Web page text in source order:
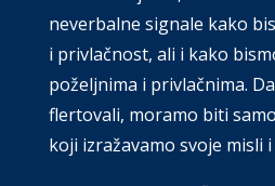
neverbalne signale kako
i privlačnost, ali i kako
poželjnima i privlačnima.
flertovali, moramo biti
koji izražavamo svoje misli i